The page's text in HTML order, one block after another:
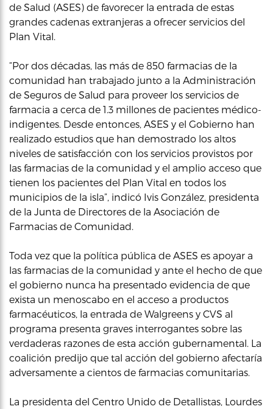
de Salud (ASES) de favorecer la entrada de estas
grandes cadenas extranjeras a ofrecer servicios del
Plan Vital.
“Por dos décadas, las más de 850 farmacias de la
comunidad han trabajado junto a la Administración
de Seguros de Salud para proveer los servicios de
farmacia a cerca de 1.3 millones de pacientes médico-
indigentes. Desde entonces, ASES y el Gobierno han
realizado estudios que han demostrado los altos
niveles de satisfacción con los servicios provistos por
las farmacias de la comunidad y el amplio acceso que
tienen los pacientes del Plan Vital en todos los
municipios de la isla”, indicó Ivis González, presidenta
de la Junta de Directores de la Asociación de
Farmacias de Comunidad.
Toda vez que la política pública de ASES es apoyar a
las farmacias de la comunidad y ante el hecho de que
el gobierno nunca ha presentado evidencia de que
exista un menoscabo en el acceso a productos
farmacéuticos, la entrada de Walgreens y CVS al
programa presenta graves interrogantes sobre las
verdaderas razones de esta acción gubernamental. La
coalición predijo que tal acción del gobierno afectaría
adversamente a cientos de farmacias comunitarias.
La presidenta del Centro Unido de Detallistas, Lourdes